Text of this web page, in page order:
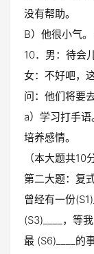
没有帮助。
B）他很小气。
10．男：待会
女：不好吧，
问：他们将要
a）学习打手语
培养感情。
（本大题共10
第二大题：复
曾经有一份
(S3)____，等
最 (S6)____的